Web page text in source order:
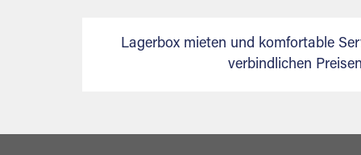
Lagerbox mieten und komfortable
verbindlichen